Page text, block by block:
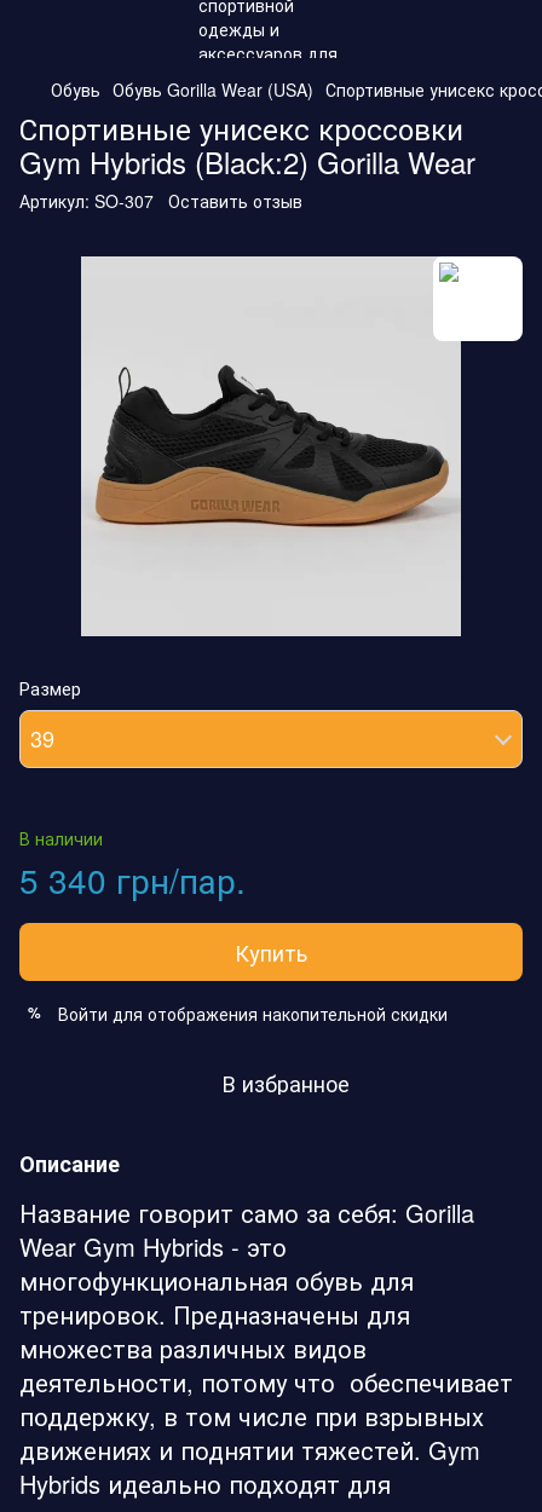
Обувь Обувь Gorilla Wear (USA) Спортивные унисекс
Спортивные унисекс кроссовки
Gym Hybrids (Black:2) Gorilla Wear
Артикул: SO-307 Оставить отзыв
Размер
39
В наличии
5 340 грн/пар.
Купить
% Войти для отображения накопительной скидки
В избранное
Описание
Название говорит само за себя: Gorilla
Wear Gym Hybrids - это
многофункциональная обувь для
тренировок. Предназначены для
множества различных видов
деятельности, потому что обеспечивает
поддержку, в том числе при взрывных
движениях и поднятии тяжестей. Gym
Hybrids идеально подходят для